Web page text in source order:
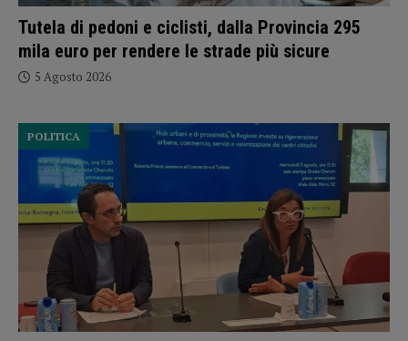
Tutela di pedoni e ciclisti, dalla Provincia 295
mila euro per rendere le strade più sicure
5 Agosto 2026
POLITICA